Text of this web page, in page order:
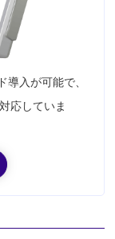
導入が可能で、
応していま